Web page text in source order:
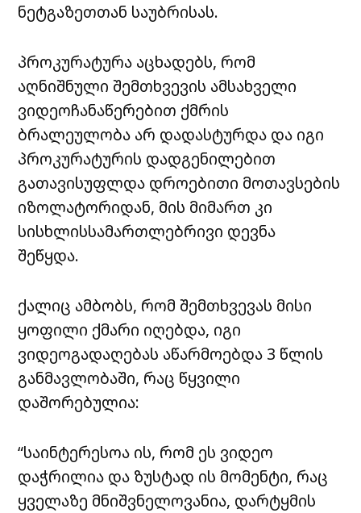
ნეტგაზეთთან საუბრისას.
პროკურატურა აცხადებს, რომ
აღნიშნული შემთხვევის ამსახველი
ვიდეოჩანაწერებით ქმრის
ბრალეულობა არ დადასტურდა და იგი
პროკურატურის დადგენილებით
გათავისუფლდა დროებითი მოთავსების
იზოლატორიდან, მის მიმართ კი
სისხლისსამართლებრივი დევნა
შეწყდა.
ქალიც ამბობს, რომ შემთხვევას მისი
ყოფილი ქმარი იღებდა, იგი
ვიდეოგადაღებას აწარმოებდა 3 წლის
განმავლობაში, რაც წყვილი
დაშორებულია:
“საინტერესოა ის, რომ ეს ვიდეო
დაჭრილია და ზუსტად ის მომენტი, რაც
ყველაზე მნიშვნელოვანია, დარტყმის